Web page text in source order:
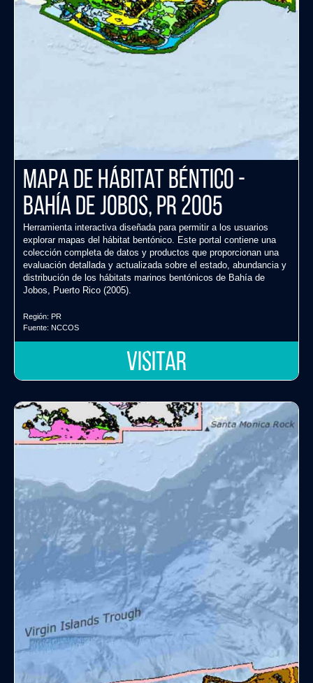
Mapa de Hábitat Béntico -
Bahía de Jobos, PR 2005
Herramienta interactiva diseñada para permitir a los usuarios
explorar mapas del hábitat bentónico. Este portal contiene una
colección completa de datos y productos que proporcionan una
evaluación detallada y actualizada sobre el estado, abundancia y
distribución de los hábitats marinos bentónicos de Bahía de
Jobos, Puerto Rico (2005).
Región: PR
Fuente: NCCOS
VISITAR